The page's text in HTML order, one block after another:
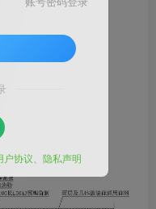
户协议 隐私声明